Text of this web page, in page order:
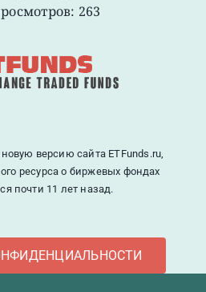
263
версию сайта ETFunds.ru,
ресурса о биржевых фондах
почти 11 лет назад.